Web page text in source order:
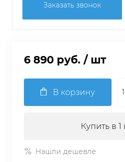
Заказать звонок
6 890 руб. / шт
В корзину
Купить в 1
Нашли дешевле